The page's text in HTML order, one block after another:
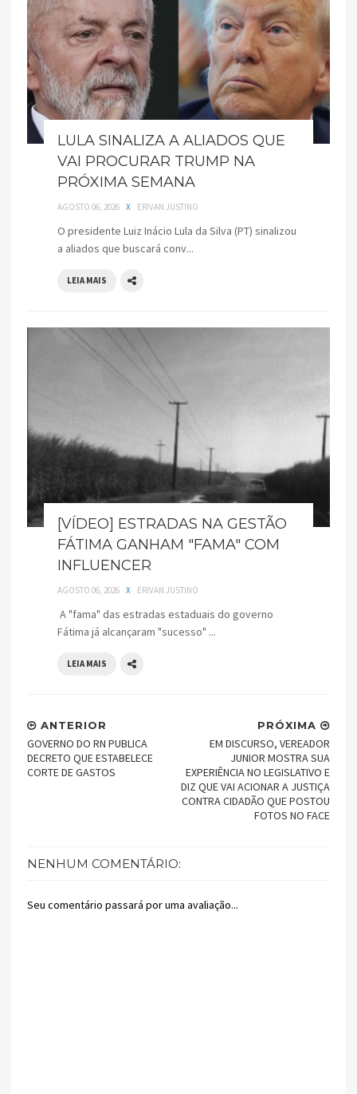
LULA SINALIZA A ALIADOS QUE
VAI PROCURAR TRUMP NA
PRÓXIMA SEMANA
AGOSTO 06, 2026 X ERIVAN JUSTINO
O presidente Luiz Inácio Lula da Silva (PT) sinalizou
a aliados que buscará conv...
LEIA MAIS
[VÍDEO] ESTRADAS NA GESTÃO
FÁTIMA GANHAM "FAMA" COM
INFLUENCER
AGOSTO 06, 2026 X ERIVAN JUSTINO
A "fama" das estradas estaduais do governo
Fátima já alcançaram "sucesso" ...
LEIA MAIS
PRÓXIMA
EM DISCURSO, VEREADOR
JUNIOR MOSTRA SUA
EXPERIÊNCIA NO LEGISLATIVO E
DIZ QUE VAI ACIONAR A JUSTIÇA
CONTRA CIDADÃO QUE POSTOU
FOTOS NO FACE
ANTERIOR
GOVERNO DO RN PUBLICA
DECRETO QUE ESTABELECE
CORTE DE GASTOS
NENHUM COMENTÁRIO:
Seu comentário passará por uma avaliação...